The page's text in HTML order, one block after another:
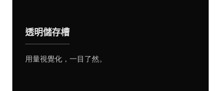
透明儲存槽
用量視覺化，一目了然。